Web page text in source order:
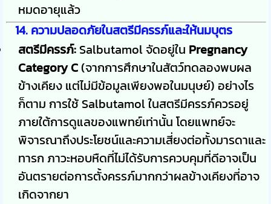
หมดอายุแล้ว
14. ความปลอดภัยในสตรีมีครรภ์และให้นมบุตร
สตรีมีครรภ์:Salbutamol จัดอยู่ใน Pregnancy
Category C(จากการศึกษาในสัตว์ทดลองพบผล
ข้างเคียง แต่ไม่มีข้อมูลเพียงพอในมนุษย์) อย่างไร
ก็ตาม การใช้ Salbutamol ในสตรีมีครรภ์ควรอยู่
ภายใต้การดูแลของแพทย์เท่านั้น โดยแพทย์จะ
พิจารณาถึงประโยชน์และความเสี่ยงต่อทั้งมารดาและ
ทารก ภาวะหอบหืดที่ไม่ได้รับการควบคุมที่ดีอาจเป็น
อันตรายต่อการตั้งครรภ์มากกว่าผลข้างเคียงที่อาจ
เกิดจากยา